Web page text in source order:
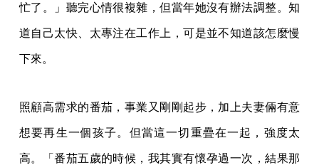
忙了。」聽完心情很複雜，但當年她沒有辦法調整。知
道自己太快、太專注在工作上，可是並不知道該怎麼慢
下來。
照顧高需求的番茄，事業又剛剛起步，加上夫妻倆有意
想要再生一個孩子。但當這一切重疊在一起，強度太
高。「番茄五歲的時候，我其實有懷孕過一次，結果那